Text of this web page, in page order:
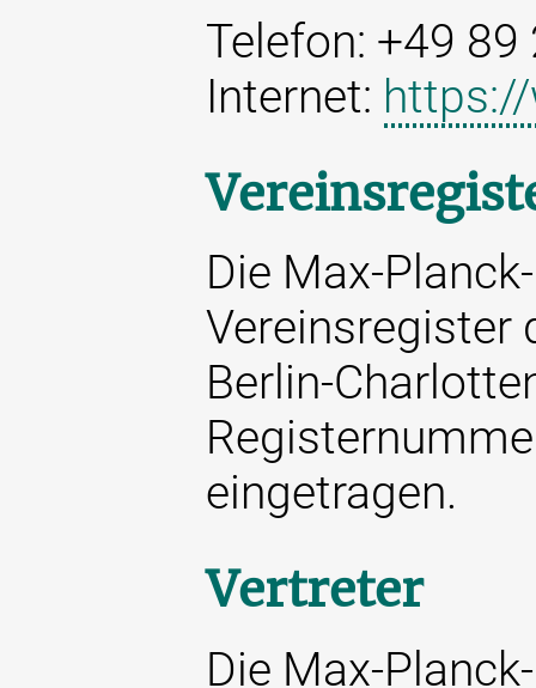
Telefon: +49 89
Internet:
Die Max-
Vereinsregister
Berlin-
eingetragen.
Vertreter
Die Max-